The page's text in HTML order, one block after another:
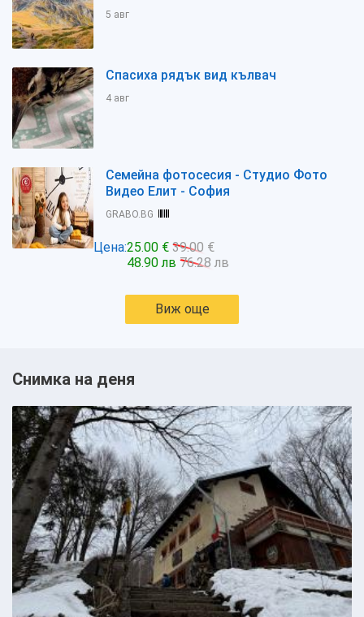
5 авг
Спасиха рядък вид кълвач
4 авг
Семейна фотосесия - Студио Фото
Видео Елит - София
GRABO.BG
Цена:25.00 € 39.00 €
48.90 лв 76.28 лв
Виж още
Снимка на деня